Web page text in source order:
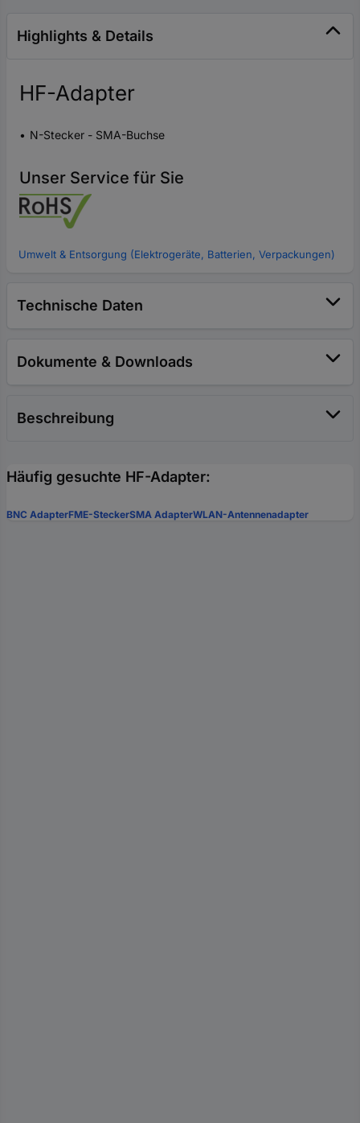
Highlights & Details
HF-Adapter
N-Stecker - SMA-Buchse
Unser Service für Sie
Umwelt & Entsorgung (Elektrogeräte, Batterien, Verpackungen)
Technische Daten
Dokumente & Downloads
Beschreibung
Häufig gesuchte HF-Adapter:
BNC AdapterFME-SteckerSMA AdapterWLAN-Antennenadapter